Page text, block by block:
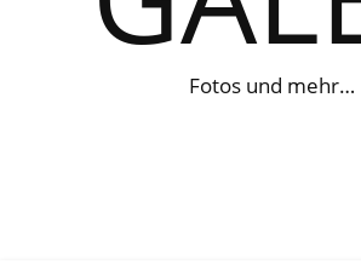
Fotos und mehr…